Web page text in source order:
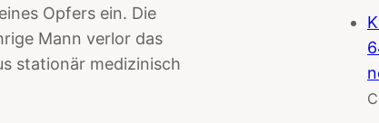
Opfers ein. Die
Mann verlor das
stationär medizinisch